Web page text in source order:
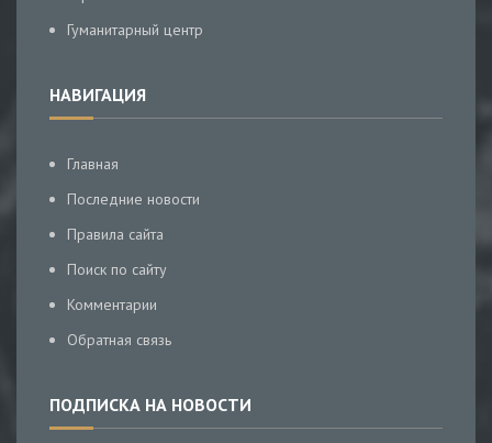
Гуманитарный центр
НАВИГАЦИЯ
Главная
Последние новости
Правила сайта
Поиск по сайту
Комментарии
Обратная связь
ПОДПИСКА НА НОВОСТИ